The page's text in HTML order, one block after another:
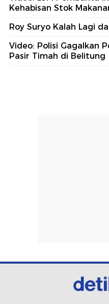
Kehabisan Stok
Roy Suryo Kalah Lagi
Video: Polisi Gagalkan
Pasir Timah di Belitung